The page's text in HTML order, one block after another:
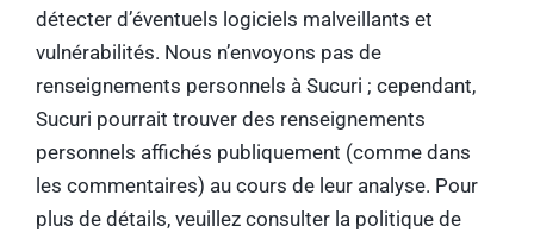
détecter d’éventuels logiciels malveillants et
vulnérabilités. Nous n’envoyons pas de
renseignements personnels à Sucuri ; cependant,
Sucuri pourrait trouver des renseignements
personnels affichés publiquement (comme dans
les commentaires) au cours de leur analyse. Pour
plus de détails, veuillez consulter la politique de